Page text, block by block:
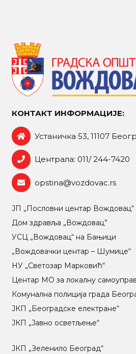
КОНТАКТ ИНФОРМАЦИЈЕ:
Устаничка 53, 11107
Централа: 011/ 244-7420
opstina@vozdovac.rs
ЈП „Пословни центар Вождовац“
Дом здравља „Вождовац”
УСЦ „Вождовац“ на Бањици
„Вождовачки центар – Шумице“
НУ „Светозар Марковић“
Центар МO за локалну
Комунална полиција града
ЈКП „Београдске електране“
ЈКП „Јавно осветљење“
ЈКП „Зеленило Београд“